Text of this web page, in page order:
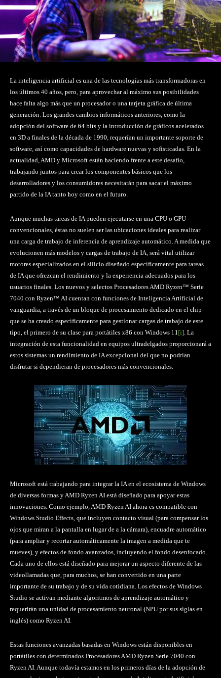
La inteligencia artificial es una de las tecnologías más transformadoras en
los últimos 40 años, pero, para aprovechar al máximo sus posibilidades
hace falta algo más que un procesador o una tarjeta gráfica de última
generación. Los grandes cambios informáticos anteriores, como la
adopción del software de 64 bits y la introducción de gráficos acelerados
en 3D a finales de la década de 1990, requerían un importante soporte de
software, así como capacidades de hardware nuevas y sofisticadas. En la
actualidad, AMD y Microsoft están haciendo frente a este desafío,
trabajando juntos para crear los componentes básicos que los
desarrolladores y los consumidores necesitarán para sacar el máximo
partido de la IA tanto hoy como en el futuro.
Aunque muchas tareas de IA pueden ejecutarse en una CPU o GPU
convencionales, éstas no suelen ser las ubicaciones ideales para realizar
una carga de trabajo de inferencia de aprendizaje automático. A medida que
evolucionen más modelos y cargas de trabajo de IA, será vital utilizar
motores especializados en el silicio diseñado específicamente para tareas
de IA que ofrezcan el rendimiento y la experiencia adecuados para los
usuarios finales. Los nuevos y selectos Procesadores AMD Ryzen™ Serie
7040 con Ryzen™ AI cuentan con funciones de Inteligencia Artificial de
vanguardia, a través de un bloque de procesamiento dedicado en el chip
que se ha creado específicamente para gestionar cargas de trabajo de este
tipo, el primero de su clase para portátiles x86 con Windows 11[i]. La
integración de esta funcionalidad en equipos ultradelgados proporcionará a
estos sistemas un rendimiento de IA excepcional del que no podrían
disfrutar si dependieran de procesadores más convencionales.
Microsoft está trabajando para integrar la IA en el ecosistema de Windows
de diversas formas y AMD Ryzen AI está diseñado para apoyar estas
innovaciones. Como ejemplo, AMD Ryzen AI ahora es compatible con
Windows Studio Effects, que incluyen contacto visual (para compensar los
ojos que miran a la pantalla en lugar de a la cámara), encuadre automático
(para ampliar y recortar automáticamente la imagen a medida que te
mueves), y efectos de fondo avanzados, incluyendo el fondo desenfocado.
Cada uno de ellos está diseñado para mejorar un aspecto diferente de las
videollamadas que, para muchos, se han convertido en una parte
importante de su trabajo y de su vida cotidiana. Los efectos de Windows
Studio se activan mediante algoritmos de aprendizaje automático y
requerirán una unidad de procesamiento neuronal (NPU por sus siglas en
inglés) como Ryzen AI.
Estas funciones avanzadas basadas en Windows están disponibles en
portátiles con determinados Procesadores AMD Ryzen Serie 7040 con
Ryzen AI. Aunque todavía estamos en los primeros días de la adopción de